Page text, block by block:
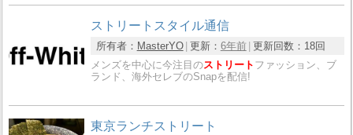
ストリートスタイル通信
所有者： MasterYO 更新： 6年前 更新回数： 18回
メンズを中心に今注目のストリート ファッション、ブ
ランド、海外セレブのSnapを配信!
東京ランチストリート